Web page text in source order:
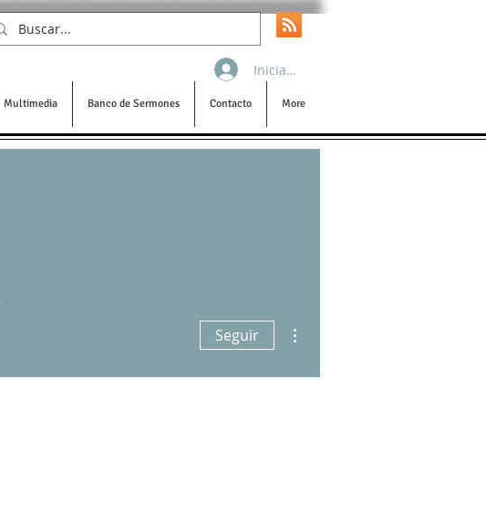
Multimedia Banco de Sermones Contacto More
Iniciar sesión
Seguir